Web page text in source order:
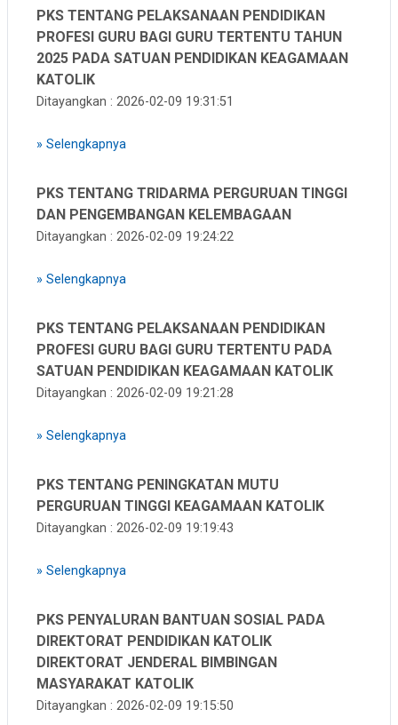
PKS TENTANG PELAKSANAAN PENDIDIKAN
PROFESI GURU BAGI GURU TERTENTU TAHUN
2025 PADA SATUAN PENDIDIKAN KEAGAMAAN
KATOLIK
Ditayangkan : 2026-02-09 19:31:51
» Selengkapnya
PKS TENTANG TRIDARMA PERGURUAN TINGGI
DAN PENGEMBANGAN KELEMBAGAAN
Ditayangkan : 2026-02-09 19:24:22
» Selengkapnya
PKS TENTANG PELAKSANAAN PENDIDIKAN
PROFESI GURU BAGI GURU TERTENTU PADA
SATUAN PENDIDIKAN KEAGAMAAN KATOLIK
Ditayangkan : 2026-02-09 19:21:28
» Selengkapnya
PKS TENTANG PENINGKATAN MUTU
PERGURUAN TINGGI KEAGAMAAN KATOLIK
Ditayangkan : 2026-02-09 19:19:43
» Selengkapnya
PKS PENYALURAN BANTUAN SOSIAL PADA
DIREKTORAT PENDIDIKAN KATOLIK
DIREKTORAT JENDERAL BIMBINGAN
MASYARAKAT KATOLIK
Ditayangkan : 2026-02-09 19:15:50